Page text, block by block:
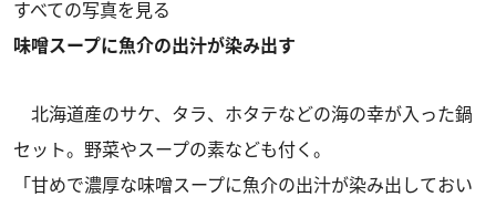
すべての写真を見る
味噌スープに魚介の出汁が染み出す
北海道産のサケ、タラ、ホタテなどの海の幸が入った鍋
セット。野菜やスープの素なども付く。
「甘めで濃厚な味噌スープに魚介の出汁が染み出しておい